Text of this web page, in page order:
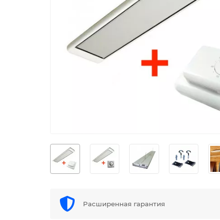
Расширенная гарантия